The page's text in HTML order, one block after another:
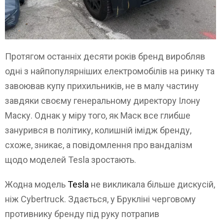
Протягом останніх десяти років бренд виробляв
одні з найпопулярніших електромобілів на ринку та
завоював купу прихильників, не в малу частину
завдяки своєму генеральному директору Ілону
Маску. Однак у міру того, як Маск все глибше
занурився в політику, колишній імідж бренду,
схоже, зникає, а повідомлення про вандалізм
щодо моделей Tesla зростають.
Жодна модельTesla не викликала більше дискусій,
ніж Cybertruck. Здається, у Брукліні черговому
противнику бренду під руку потрапив